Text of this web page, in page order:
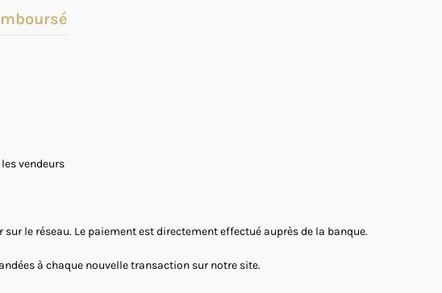
vendeurs
le réseau. Le paiement est directement effectué auprès de la banque.
à chaque nouvelle transaction sur notre site.